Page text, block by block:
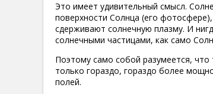
Это имеет удивительный смысл.
поверхности Солнца (его
сдерживают солнечную плазму. И
солнечными частицами, как само
Поэтому само собой разумеется,
только гораздо, гораздо более
полей.